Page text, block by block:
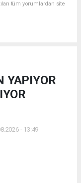
tüm yorumlardan site
YAPIYOR
- 13:49